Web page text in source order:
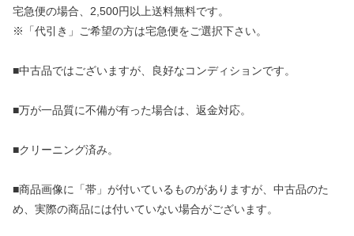
宅急便の場合、2,500円以上送料無料です。
※「代引き」ご希望の方は宅急便をご選択下さい。
■中古品ではございますが、良好なコンディションです。
■万が一品質に不備が有った場合は、返金対応。
■クリーニング済み。
■商品画像に「帯」が付いているものがありますが、中古品のた
め、実際の商品には付いていない場合がございます。